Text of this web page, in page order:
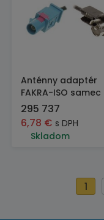
Anténny adaptér
FAKRA-ISO samec
295 737
6,78 € s DPH
Skladom
1